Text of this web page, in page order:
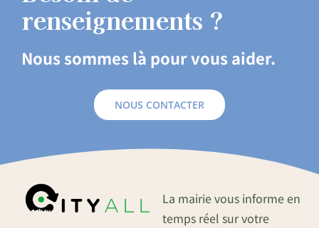
renseignements ?
Nous sommes là pour vous aider.
NOUS CONTACTER
La mairie vous informe en
temps réel sur votre